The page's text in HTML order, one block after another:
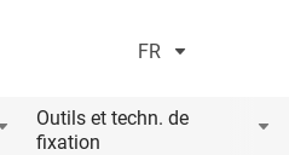
FR
Outils et techn. de
fixation